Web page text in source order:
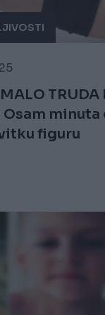
TRUDA
Osam
figuru